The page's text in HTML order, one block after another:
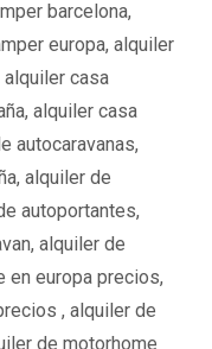
barcelona,
europa, alquiler
alquiler casa
, alquiler casa
autocaravanas,
, alquiler de
autoportantes,
, alquiler de
en europa precios,
, alquiler de
de motorhome